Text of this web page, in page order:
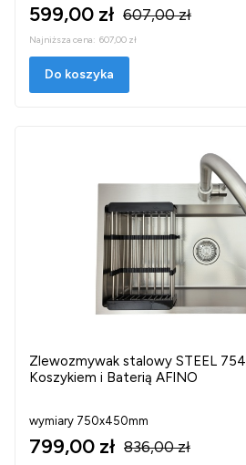
599,00 zł 607,00 zł
Najniższa cena: 607,00 zł
Do koszyka
Zlewozmywak stalowy STEEL
Koszykiem i Baterią AFINO
wymiary 750x450mm
799,00 zł 836,00 zł